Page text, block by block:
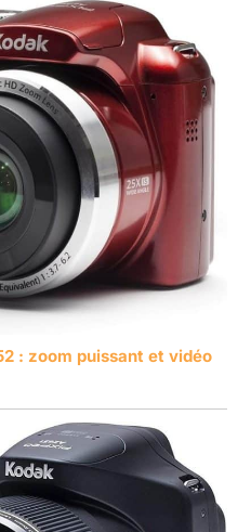
: zoom puissant et vidéo